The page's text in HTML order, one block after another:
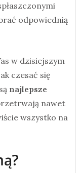
odpowiednią
w dzisiejszym
czesać się
najlepsze
nawet
wszystko na